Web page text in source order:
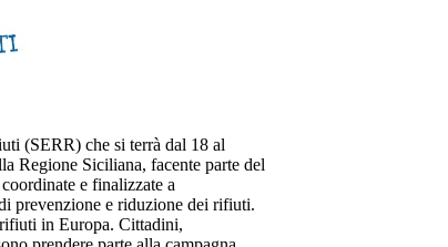
(SERR) che si terrà dal 18 al
Regione Siciliana, facente parte del
e finalizzate a
prevenzione e riduzione dei rifiuti.
in Europa. Cittadini,